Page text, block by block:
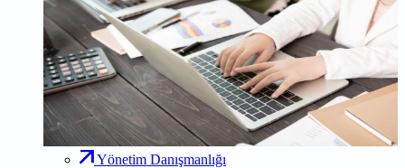
Yönetim Danışmanlığı